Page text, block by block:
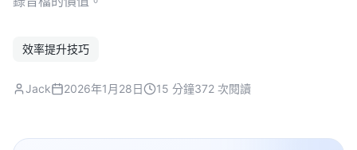
效率提升技巧
Jack 2026年1月28日 15 分鐘372 次閱讀